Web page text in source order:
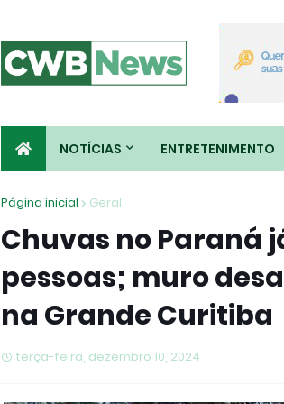
NOTÍCIAS ENTRETENIMENTO
Página inicial Geral
Chuvas no Paraná
pessoas; muro
na Grande Curitiba
terça-feira, dezembro 10, 2024